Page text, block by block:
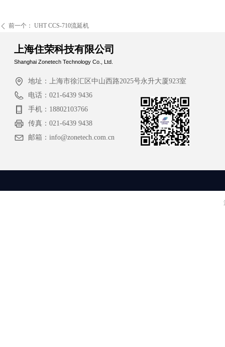
ꄴ 前一个： UHT CCS-710流延机
上海住荣科技有限公司
Shanghai Zonetech Technology Co., Ltd.
地址： 上海市徐汇区中山西路2025号永升大厦923室
电话： 021-6439 9436
手机： 18802103766
传真： 021-6439 9438
邮箱： info@zonetech.com.cn